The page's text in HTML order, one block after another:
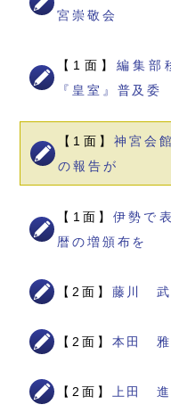
宮崇敬会
【1面】 編集
『皇室』普及委
【1面】 神宮会
の報告が
【1面】伊勢で
暦の増頒布を
【2面】 藤川 武
【2面】 本田 雅
【2面】 上田 進